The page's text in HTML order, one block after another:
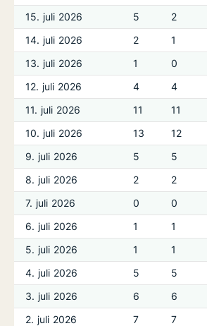
15. juli 2026
5 2
14. juli 2026
2 1
13. juli 2026
1 0
12. juli 2026
4 4
11. juli 2026
11 11
10. juli 2026
13 12
9. juli 2026
5 5
8. juli 2026
2 2
7. juli 2026
0 0
6. juli 2026
1 1
5. juli 2026
1 1
4. juli 2026
5 5
3. juli 2026
6 6
2. juli 2026
7 7